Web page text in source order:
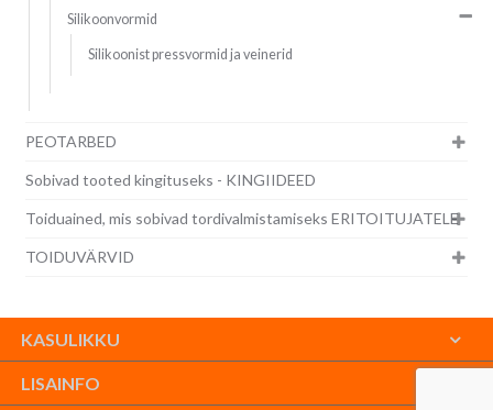
Silikoonvormid
Silikoonist pressvormid ja veinerid
PEOTARBED
Sobivad tooted kingituseks - KINGIIDEED
Toiduained, mis sobivad tordivalmistamiseks ERITOITUJATELE
TOIDUVÄRVID
KASULIKKU
LISAINFO